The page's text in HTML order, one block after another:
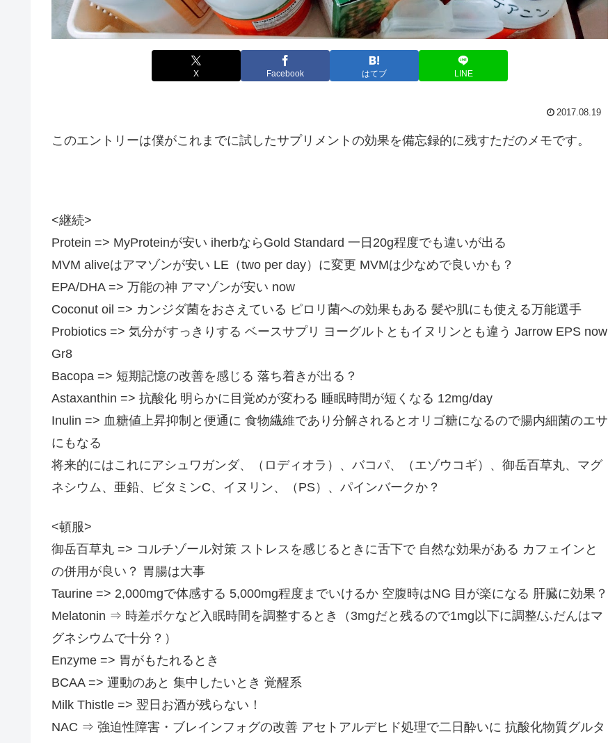
X Facebook はてブ LINE
2017.08.19
このエントリーは僕がこれまでに試したサプリメントの効果を備忘録的に残すただのメモです。
<継続>
Protein => MyProteinが安い iherbならGold Standard 一日20g程度でも違いが出る
MVM aliveはアマゾンが安い LE（two per day）に変更 MVMは少なめで良いかも？
EPA/DHA => 万能の神 アマゾンが安い now
Coconut oil => カンジダ菌をおさえている ピロリ菌への効果もある 髪や肌にも使える万能選手
Probiotics => 気分がすっきりする ベースサプリ ヨーグルトともイヌリンとも違う Jarrow EPS now
Gr8
Bacopa => 短期記憶の改善を感じる 落ち着きが出る？
Astaxanthin => 抗酸化 明らかに目覚めが変わる 睡眠時間が短くなる 12mg/day
Inulin => 血糖値上昇抑制と便通に 食物繊維であり分解されるとオリゴ糖になるので腸内細菌のエサ
にもなる
将来的にはこれにアシュワガンダ、（ロディオラ）、バコパ、（エゾウコギ）、御岳百草丸、マグ
ネシウム、亜鉛、ビタミンC、イヌリン、（PS）、パインバークか？
<頓服>
御岳百草丸 => コルチゾール対策 ストレスを感じるときに舌下で 自然な効果がある カフェインと
の併用が良い？ 胃腸は大事
Taurine => 2,000mgで体感する 5,000mg程度までいけるか 空腹時はNG 目が楽になる 肝臓に効果？
Melatonin ⇒ 時差ボケなど入眠時間を調整するとき（3mgだと残るので1mg以下に調整/ふだんはマ
グネシウムで十分？）
Enzyme => 胃がもたれるとき
BCAA => 運動のあと 集中したいとき 覚醒系
Milk Thistle => 翌日お酒が残らない！
NAC ⇒ 強迫性障害・ブレインフォグの改善 アセトアルデヒド処理で二日酔いに 抗酸化物質グルタ